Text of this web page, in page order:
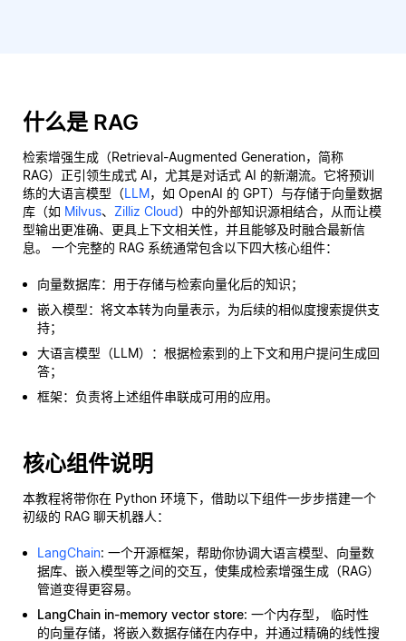
什么是 RAG
检索增强生成（Retrieval-Augmented Generation，简称
RAG）正引领生成式 AI，尤其是对话式 AI 的新潮流。它将预训
练的大语言模型（LLM，如 OpenAI 的 GPT）与存储于向量数据
库（如 Milvus、 Zilliz Cloud）中的外部知识源相结合，从而让模
型输出更准确、更具上下文相关性，并且能够及时融合最新信
息。 一个完整的 RAG 系统通常包含以下四大核心组件：
向量数据库：用于存储与检索向量化后的知识；
嵌入模型：将文本转为向量表示，为后续的相似度搜索提供支
持；
大语言模型（LLM）：根据检索到的上下文和用户提问生成回
答；
框架：负责将上述组件串联成可用的应用。
核心组件说明
本教程将带你在 Python 环境下，借助以下组件一步步搭建一个
初级的 RAG 聊天机器人：
LangChain: 一个开源框架，帮助你协调大语言模型、向量数
据库、嵌入模型等之间的交互，使集成检索增强生成（RAG）
管道变得更容易。
LangChain in-memory vector store: 一个内存型， 临时性
的向量存储，将嵌入数据存储在内存中，并通过精确的线性搜